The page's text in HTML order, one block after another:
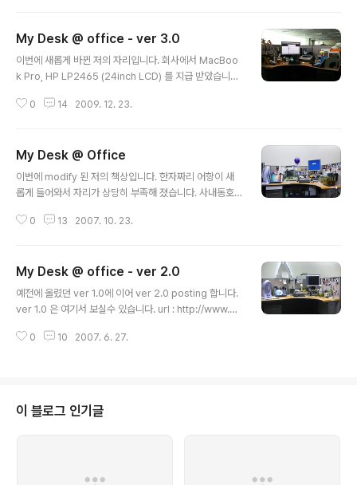
My Desk @ office - ver 3.0
이번에 새롭게 바뀐 저의 자리입니다. 회사에서 MacBoo
k Pro, HP LP2465 (24inch LCD) 를 지급 받았습니다.
된 상태입니다. 조금씩 좀더 깔끔하게 정리를 할 예정입니
0 14 2009. 12. 23.
My Desk @ Office
이번에 modify 된 저의 책상입니다. 한자짜리 어항이 새
롭게 들어와서 자리가 상당히 부족해 졌습니다. 사내동호
항을 받게 되었습니다. 브리샤라는 어종을 조성준사마에게
는 어종입니다. 커뮤니티등에서 글을 봤을떄 3대가 같이
사는 어종이라 하여 보기 좋을듯 합니다. 아래 보이는 브리
샤는 조성준사마가 추석때 저를 위하여 망우리 공동묘지까
요.. 그런데 오늘 퇴근 할때쯤에 암놈이 숫놈의 공격을 받네
0 13 2007. 10. 23.
My Desk @ office - ver 2.0
예전에 올렸던 ver 1.0에 이어 ver 2.0 posting 합니다.
ver 1.0 은 여기서 보실수 있습니다. url : http://www.ka
화가 있었네요... 이런 저런 것들이 책상을 마니 차지 하고
0 10 2007. 6. 27.
이 블로그 인기글